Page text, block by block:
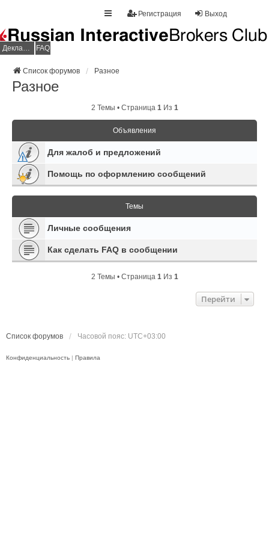
Выход
Регистрация
Декларация НДФЛ FAQ
Список форумов Разное
Разное
2 Темы • Страница 1Из 1
Объявления
Для жалоб и предложений
Помощь по оформлению сообщений
Темы
Личные сообщения
Как сделать FAQ в сообщении
2 Темы • Страница 1Из 1
Перейти
Список форумов Часовой пояс: UTC+03:00
Конфиденциальность | Правила